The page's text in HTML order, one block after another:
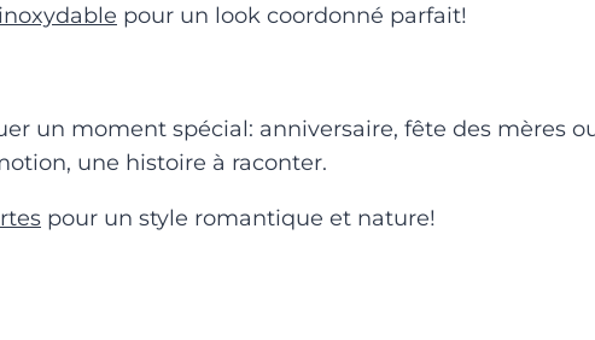
pour un look coordonné parfait!
un moment spécial: anniversaire, fête des mères
une histoire à raconter.
pour un style romantique et nature!